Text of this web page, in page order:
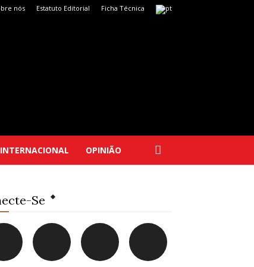
nós Estatuto Editorial Ficha Técnica
INTERNACIONAL OPINIÃO
Se